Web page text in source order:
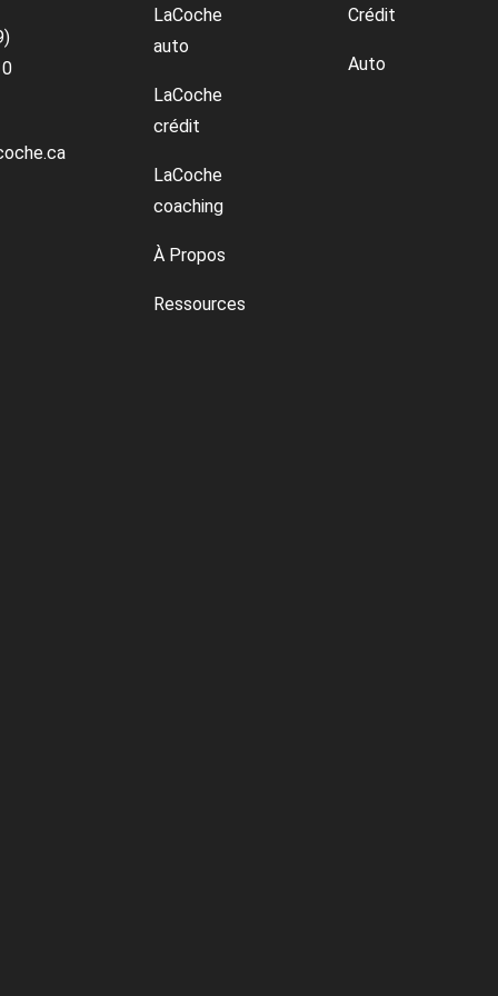
LaCoche
auto
LaCoche
crédit
LaCoche
coaching
À Propos
Ressources
Crédit
Auto